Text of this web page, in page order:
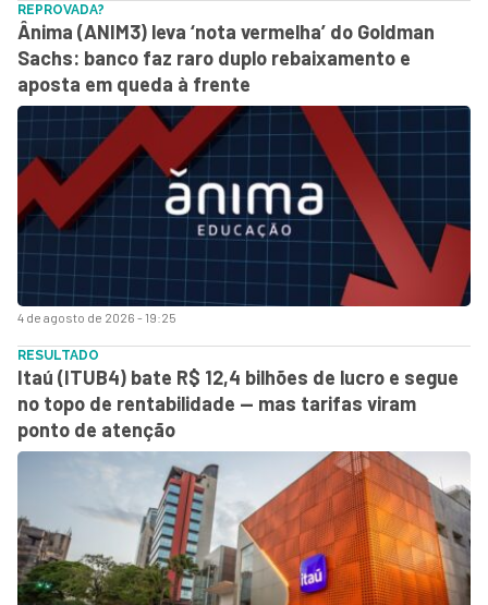
4 de agosto de 2026 - 19:25
REPROVADA?
Ânima (ANIM3) leva ‘nota vermelha’ do Goldman
Sachs: banco faz raro duplo rebaixamento e
aposta em queda à frente
RESULTADO
Itaú (ITUB4) bate R$ 12,4 bilhões de lucro e segue
no topo de rentabilidade — mas tarifas viram
ponto de atenção